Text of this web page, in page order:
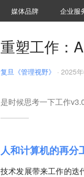
媒体品牌 36Kr研究
企业服
重塑工作：
复旦《管理视野》 · 2025
是时候思考一下工作
人和计算机的再分
技术发展带来工作的迭